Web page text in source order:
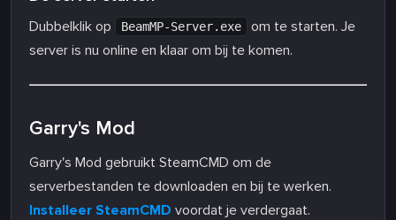
Dubbelklik op BeamMP-Server.exe
om te starten. Je
server is nu online en klaar om bij te komen.
Garry's Mod
Garry's Mod gebruikt SteamCMD om de
serverbestanden te downloaden en bij te werken.
Installeer SteamCMD voordat je verdergaat.